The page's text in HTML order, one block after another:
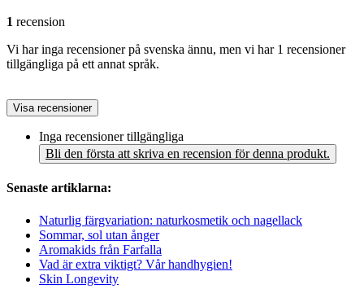
1 recension
Vi har inga recensioner på svenska ännu, men vi har 1 recensioner
tillgängliga på ett annat språk.
Visa recensioner
Inga recensioner tillgängliga
Bli den första att skriva en recension för denna produkt.
Senaste artiklarna:
Naturlig färgvariation: naturkosmetik och nagellack
Sommar, sol utan ånger
Aromakids från Farfalla
Vad är extra viktigt? Vår handhygien!
Skin Longevity